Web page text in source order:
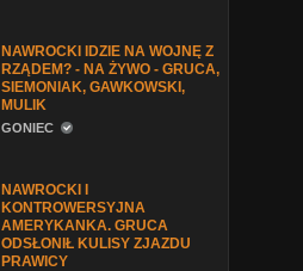
NAWROCKI IDZIE NA WOJNĘ Z
RZĄDEM? - NA ŻYWO - GRUCA,
SIEMONIAK, GAWKOWSKI,
MULIK
GONIEC
NAWROCKI I
KONTROWERSYJNA
AMERYKANKA. GRUCA
ODSŁONIŁ KULISY ZJAZDU
PRAWICY